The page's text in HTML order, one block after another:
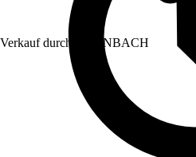
Verkauf durch: HORNBACH